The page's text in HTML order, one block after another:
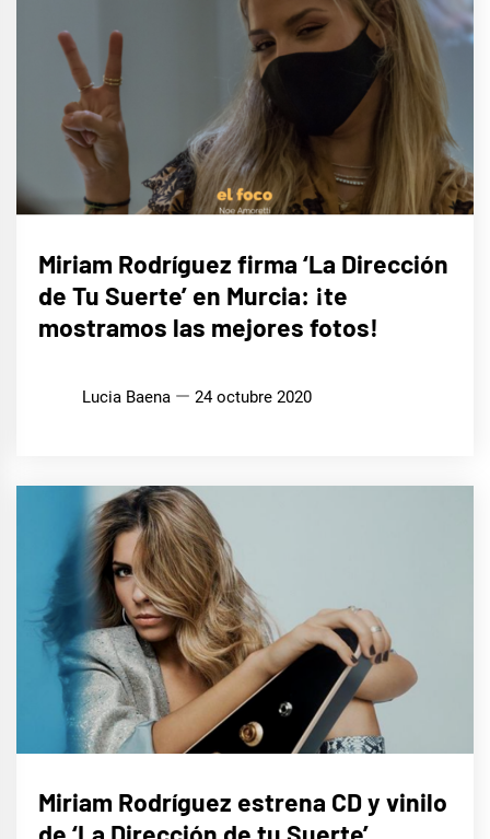
Miriam Rodríguez firma ‘La Dirección
de Tu Suerte’ en Murcia: ¡te
mostramos las mejores fotos!
Lucia Baena 24 octubre 2020
Miriam Rodríguez estrena CD y vinilo